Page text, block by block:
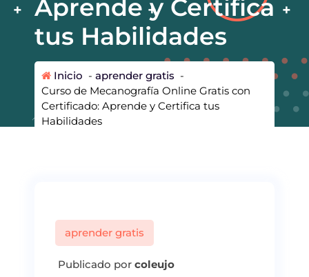
Aprende y Certifica
tus Habilidades
Inicio - aprender gratis -
Curso de Mecanografía Online Gratis con
Certificado: Aprende y Certifica tus
Habilidades
aprender gratis
Publicado por coleujo